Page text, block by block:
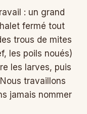
: un grand
fermé tout
trous de mites
les poils noués)
les larves, puis
travaillons
jamais nommer